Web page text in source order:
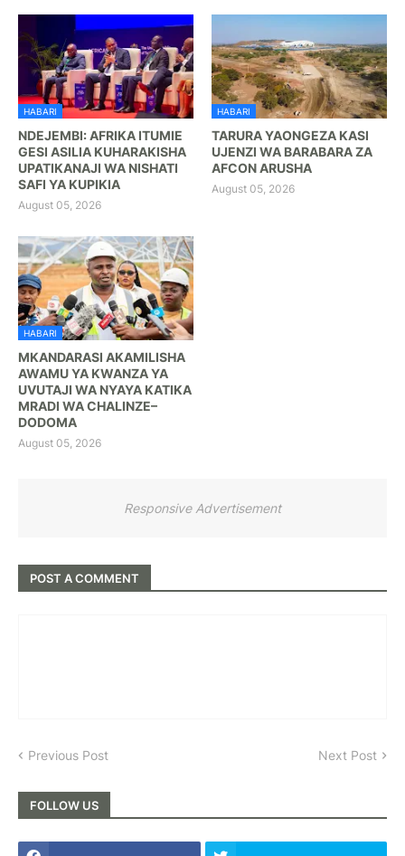
HABARI
NDEJEMBI: AFRIKA ITUMIE
GESI ASILIA KUHARAKISHA
UPATIKANAJI WA NISHATI
SAFI YA KUPIKIA
August 05, 2026
HABARI
TARURA YAONGEZA KASI
UJENZI WA BARABARA ZA
AFCON ARUSHA
August 05, 2026
HABARI
MKANDARASI AKAMILISHA
AWAMU YA KWANZA YA
UVUTAJI WA NYAYA KATIKA
MRADI WA CHALINZE–
DODOMA
August 05, 2026
Responsive Advertisement
POST A COMMENT
Previous Post Next Post
FOLLOW US